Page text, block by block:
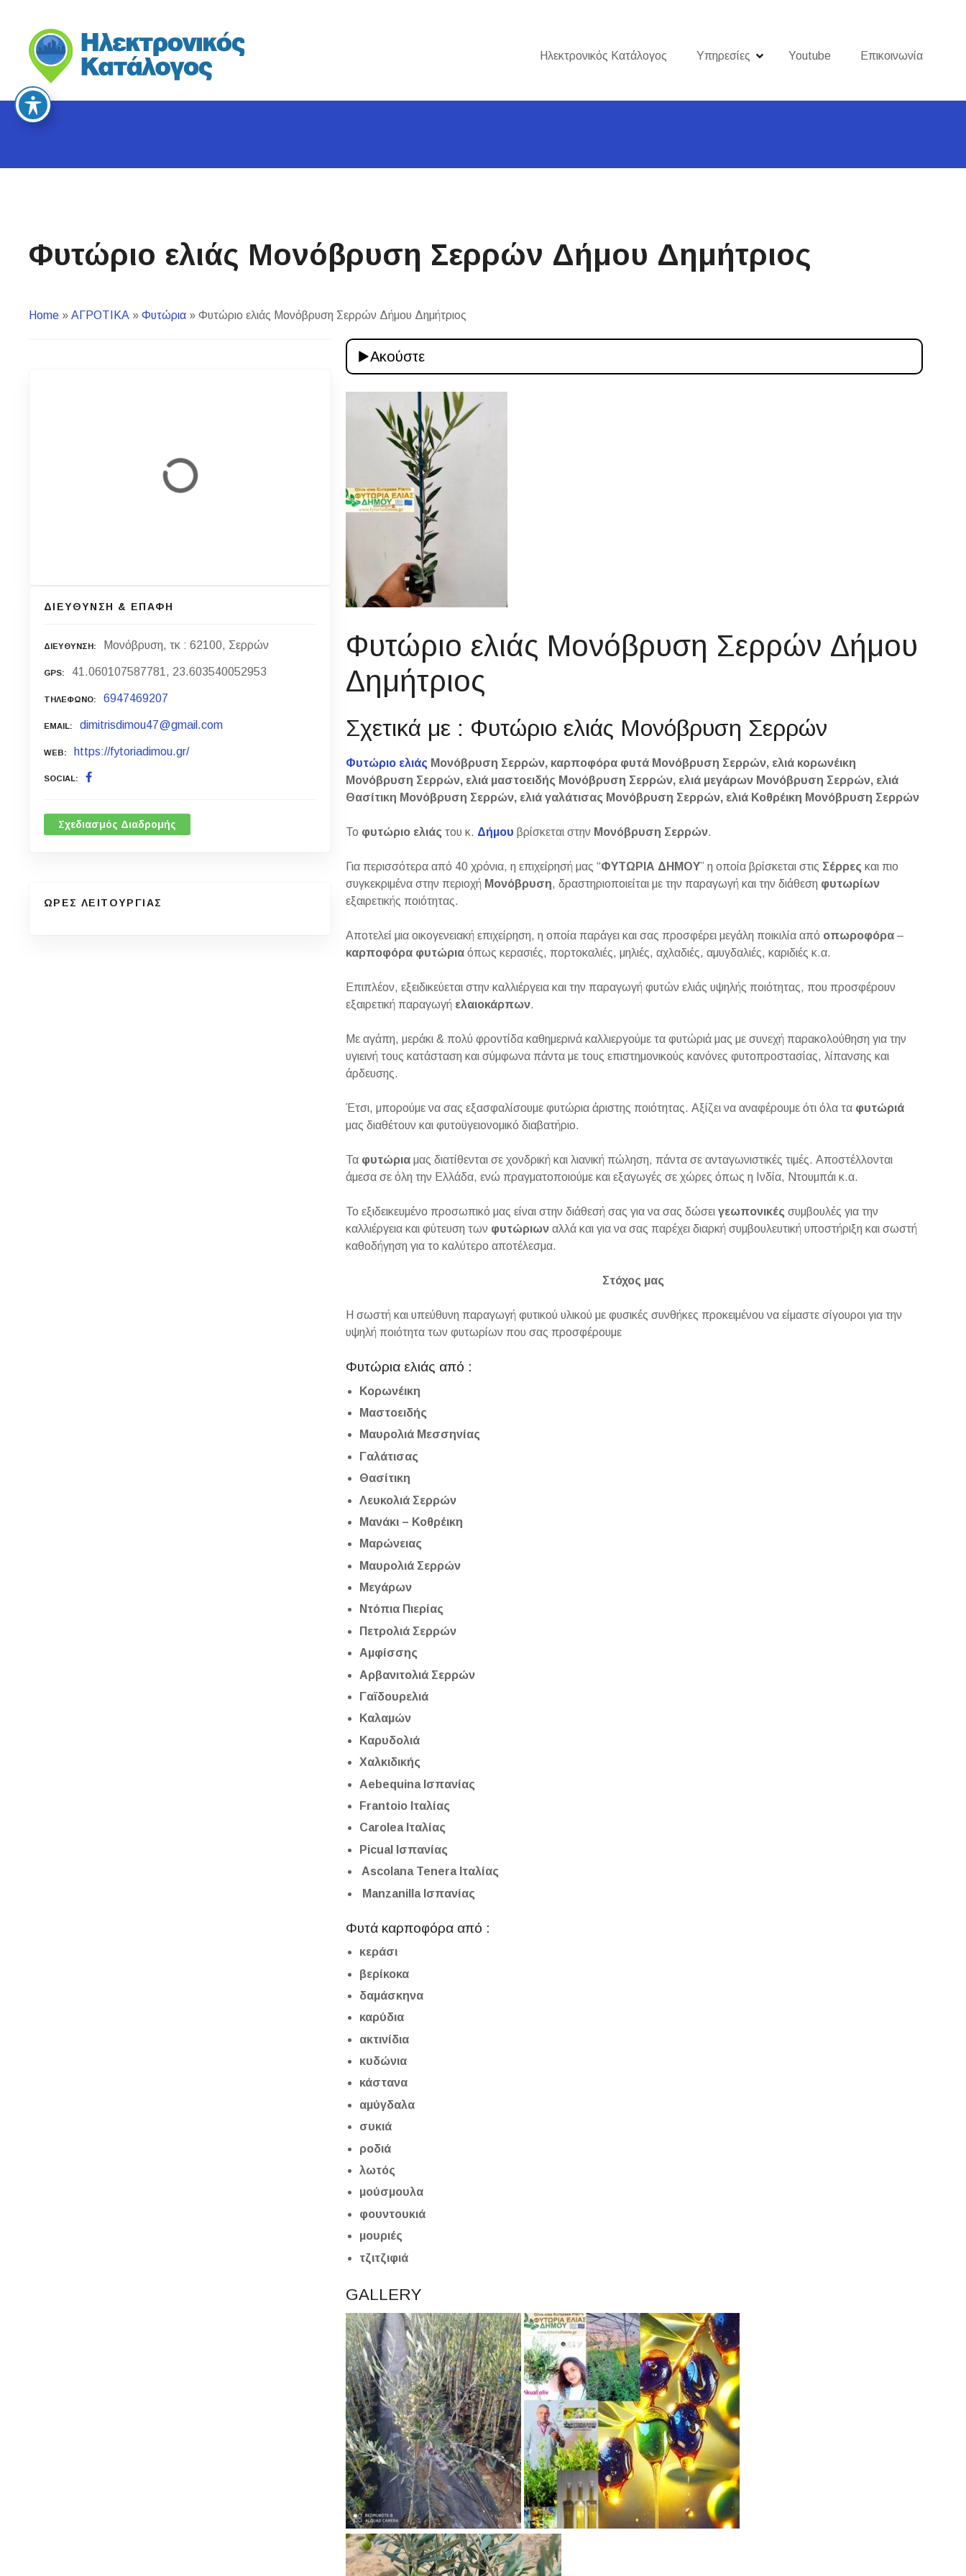
Ηλεκτρονικός Κατάλογος Υπηρεσίες Youtube Επικοινωνία
Φυτώριο ελιάς Μονόβρυση Σερρών Δήμου Δημήτριος
Home » ΑΓΡΟΤΙΚΑ » Φυτώρια » Φυτώριο ελιάς Μονόβρυση Σερρών Δήμου Δημήτριος
ΔΙΕΥΘΥΝΣΗ & ΕΠΑΦΗ
ΔΙΕΥΘΥΝΣΗ Μονόβρυση, τκ : 62100, Σερρών
GPS 41.060107587781, 23.603540052953
ΤΗΛΕΦΩΝΟ 6947469207
EMAIL dimitrisdimou47@gmail.com
WEB https://fytoriadimou.gr/
SOCIAL
Σχεδιασμός Διαδρομής
ΩΡΕΣ ΛΕΙΤΟΥΡΓΙΑΣ
Ακούστε
Φυτώριο ελιάς Μονόβρυση Σερρών Δήμου
Δημήτριος
Σχετικά με : Φυτώριο ελιάς Μονόβρυση Σερρών
Φυτώριο ελιάς Μονόβρυση Σερρών, καρποφόρα φυτά Μονόβρυση Σερρών, ελιά κορωνέικη
Μονόβρυση Σερρών, ελιά μαστοειδής Μονόβρυση Σερρών, ελιά μεγάρων Μονόβρυση Σερρών, ελιά
Θασίτικη Μονόβρυση Σερρών, ελιά γαλάτισας Μονόβρυση Σερρών, ελιά Κοθρέικη Μονόβρυση Σερρών
Το φυτώριο ελιάς του κ. Δήμου βρίσκεται στην Μονόβρυση Σερρών.
Για περισσότερα από 40 χρόνια, η επιχείρησή μας “ΦΥΤΩΡΙΑ ΔΗΜΟΥ” η οποία βρίσκεται στις Σέρρες και πιο
συγκεκριμένα στην περιοχή Μονόβρυση, δραστηριοποιείται με την παραγωγή και την διάθεση φυτωρίων
εξαιρετικής ποιότητας.
Αποτελεί μια οικογενειακή επιχείρηση, η οποία παράγει και σας προσφέρει μεγάλη ποικιλία από οπωροφόρα –
καρποφόρα φυτώρια όπως κερασιές, πορτοκαλιές, μηλιές, αχλαδιές, αμυγδαλιές, καριδιές κ.α.
Επιπλέον, εξειδικεύεται στην καλλιέργεια και την παραγωγή φυτών ελιάς υψηλής ποιότητας, που προσφέρουν
εξαιρετική παραγωγή ελαιοκάρπων.
Με αγάπη, μεράκι & πολύ φροντίδα καθημερινά καλλιεργούμε τα φυτώριά μας με συνεχή παρακολούθηση για την
υγιεινή τους κατάσταση και σύμφωνα πάντα με τους επιστημονικούς κανόνες φυτοπροστασίας, λίπανσης και
άρδευσης.
Έτσι, μπορούμε να σας εξασφαλίσουμε φυτώρια άριστης ποιότητας. Αξίζει να αναφέρουμε ότι όλα τα φυτώριά
μας διαθέτουν και φυτοϋγειονομικό διαβατήριο.
Τα φυτώρια μας διατίθενται σε χονδρική και λιανική πώληση, πάντα σε ανταγωνιστικές τιμές. Αποστέλλονται
άμεσα σε όλη την Ελλάδα, ενώ πραγματοποιούμε και εξαγωγές σε χώρες όπως η Ινδία, Ντουμπάι κ.α.
Το εξιδεικευμένο προσωπικό μας είναι στην διάθεσή σας για να σας δώσειγεωπονικές συμβουλές για την
καλλιέργεια και φύτευση των φυτώριων αλλά και για να σας παρέχει διαρκή συμβουλευτική υποστήριξη και σωστή
καθοδήγηση για το καλύτερο αποτέλεσμα.
Στόχος μας
Η σωστή και υπεύθυνη παραγωγή φυτικού υλικού με φυσικές συνθήκες προκειμένου να είμαστε σίγουροι για την
υψηλή ποιότητα των φυτωρίων που σας προσφέρουμε
Φυτώρια ελιάς από :
Κορωνέικη
Μαστοειδής
Μαυρολιά Μεσσηνίας
Γαλάτισας
Θασίτικη
Λευκολιά Σερρών
Μανάκι – Κοθρέικη
Μαρώνειας
Μαυρολιά Σερρών
Μεγάρων
Ντόπια Πιερίας
Πετρολιά Σερρών
Αμφίσσης
Αρβανιτολιά Σερρών
Γαϊδουρελιά
Καλαμών
Καρυδολιά
Χαλκιδικής
Aebequina Ισπανίας
Frantoio Ιταλίας
Carolea Ιταλίας
Picual Ισπανίας
​​​​​​​ Ascolana Tenera Ιταλίας
​​​​​​​ Manzanilla Ισπανίας
Φυτά καρποφόρα από :
κεράσι
βερίκοκα
δαμάσκηνα
καρύδια
ακτινίδια
κυδώνια
κάστανα
αμύγδαλα
συκιά
ροδιά
λωτός
μούσμουλα
φουντουκιά
μουριές
τζιτζιφιά
GALLERY